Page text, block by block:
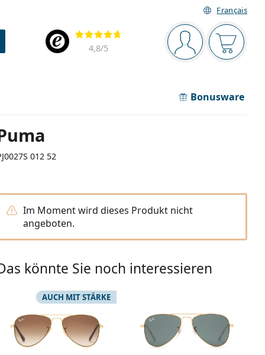
Français
Navigationsleiste
Sie sind Der
Bewertung
4,8/5
Bonusware
012 52
Im Moment wird dieses Produkt nicht
angeboten.
könnte Sie noch interessieren
AUCH MIT STÄRKE